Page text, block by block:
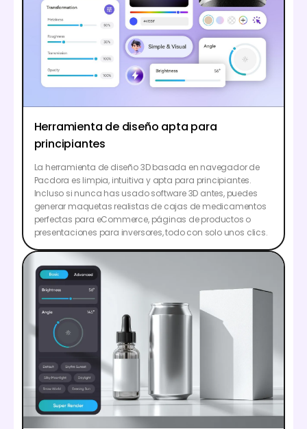
Herramienta de diseño apta para
principiantes
La herramienta de diseño 3D basada en navegador de
Pacdora es limpia, intuitiva y apta para principiantes.
Incluso si nunca has usado software 3D antes, puedes
generar maquetas realistas de cajas de medicamentos
perfectas para eCommerce, páginas de productos o
presentaciones para inversores, todo con solo unos clics.